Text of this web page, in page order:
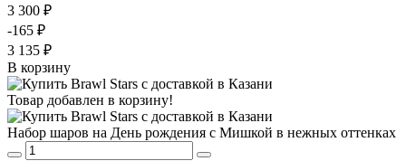
3 300 ₽
-165 ₽
3 135 ₽
В корзину
Товар добавлен в корзину!
Набор шаров на День рождения с Мишкой в нежных оттенках